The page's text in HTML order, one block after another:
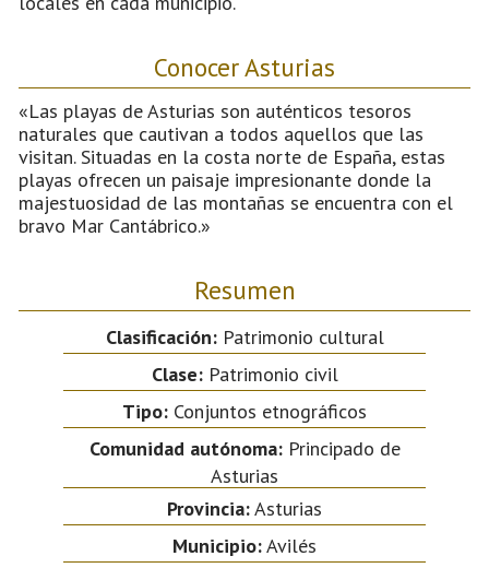
Conocer Asturias
«Las playas de Asturias son auténticos tesoros
naturales que cautivan a todos aquellos que las
visitan. Situadas en la costa norte de España, estas
playas ofrecen un paisaje impresionante donde la
majestuosidad de las montañas se encuentra con el
bravo Mar Cantábrico.»
Resumen
Clasificación:Patrimonio cultural
Clase:Patrimonio civil
Tipo: Conjuntos etnográficos
Comunidad autónoma:Principado de
Asturias
Provincia:Asturias
Municipio:Avilés